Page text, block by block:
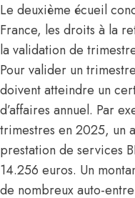
Le deuxième écueil
France, les droits à la
la validation de
Pour valider un
doivent atteindre un
d’affaires annuel. Par
trimestres en 2025, un
prestation de services
14.256 euros. Un
de nombreux auto-